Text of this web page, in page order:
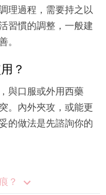
理過程，需要持之以
習慣的調整，一般建
。
？
與口服或外用西藥
。內外夾攻，或能更
的做法是先諮詢你的
？